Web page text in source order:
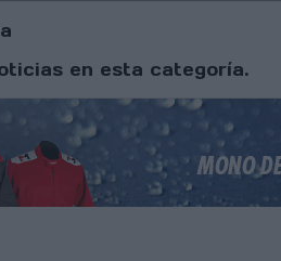
en esta categoría.